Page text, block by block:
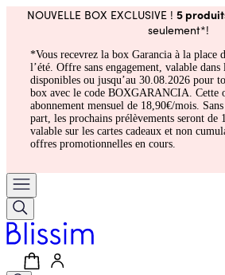
NOUVELLE BOX EXCLUSIVE ! 5
seulement*!
*Vous recevrez la box Garancia à la place
l’été. Offre sans engagement, valable
disponibles ou jusqu’au 30.08.2026 pour
box avec le code BOXGARANCIA. Cette
abonnement mensuel de 18,90€/mois.
part, les prochains prélèvements seront de
valable sur les cartes cadeaux et non
offres promotionnelles en cours.